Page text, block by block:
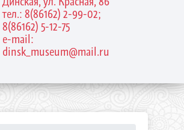
тел.: 8(86162) 2-99-02;
8(86162) 5-12-75
e-mail:
dinsk_museum@mail.ru